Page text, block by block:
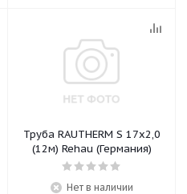
Труба RAUTHERM S 17х2,0
(12м) Rehau (Германия)
Нет в наличии